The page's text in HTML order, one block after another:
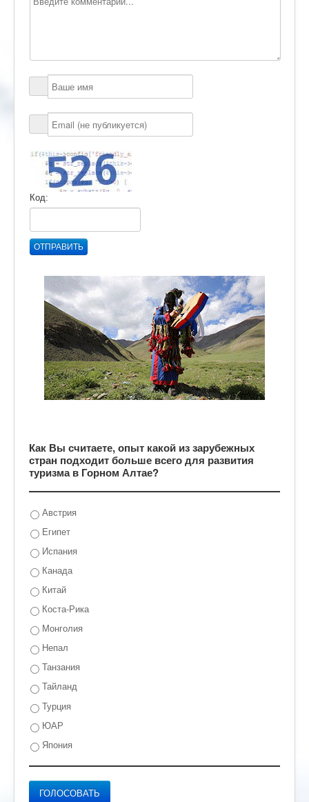
Код:
ОТПРАВИТЬ
Как Вы считаете, опыт какой из зарубежных
стран подходит больше всего для развития
туризма в Горном Алтае?
Австрия
Египет
Испания
Канада
Китай
Коста-Рика
Монголия
Непал
Танзания
Тайланд
Турция
ЮАР
Япония